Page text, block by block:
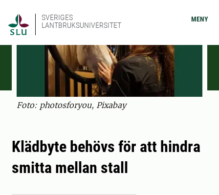
SVERIGES
LANTBRUKSUNIVERSITET
MENY
Foto: photosforyou, Pixabay
Klädbyte behövs för att hindra
smitta mellan stall